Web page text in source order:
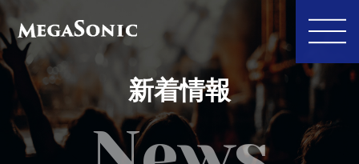
私たちにできること
新着情報